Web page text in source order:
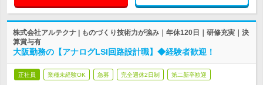
株式会社アルテクナ | ものづくり技術力が強み｜年休120日｜研修充実｜決
算賞与有
大阪勤務の【アナログLSI回路設計職】◆経験者歓迎！
正社員 業種未経験OK 急募 完全週休2日制 第二新卒歓迎